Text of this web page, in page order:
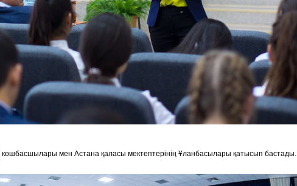
мен Астана қаласы мектептерінің Ұланбасылары қатысып бастады.